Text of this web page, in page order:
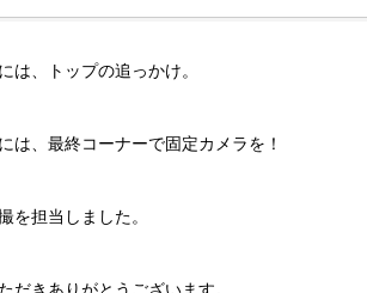
は、トップの追っかけ。
は、最終コーナーで固定カメラを！
を担当しました。